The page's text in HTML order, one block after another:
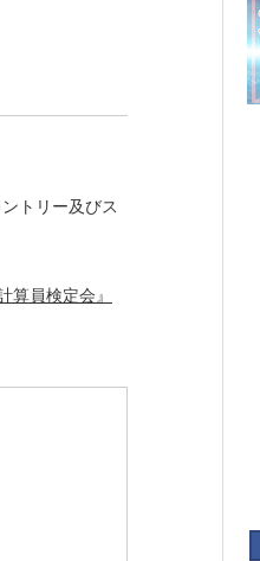
トリー及びス
員検定会』